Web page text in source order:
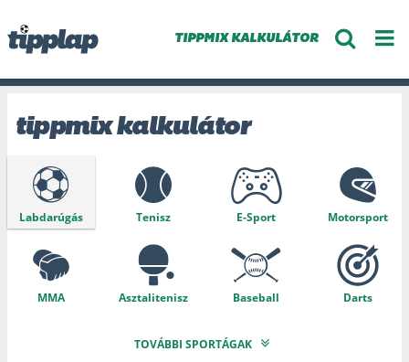
TIPPMIX KALKULÁTOR
tippmix kalkulátor
Labdarúgás Tenisz E-Sport Motorsport
MMA Asztalitenisz Baseball Darts
Tollaslabda
TOVÁBBI SPORTÁGAK